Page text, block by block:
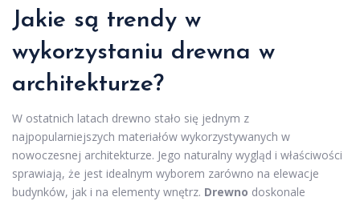
Jakie są trendy w
wykorzystaniu drewna w
architekturze?
W ostatnich latach drewno stało się jednym z
najpopularniejszych materiałów wykorzystywanych w
nowoczesnej architekturze. Jego naturalny wygląd i właściwości
sprawiają, że jest idealnym wyborem zarówno na elewacje
budynków, jak i na elementy wnętrz. Drewno doskonale